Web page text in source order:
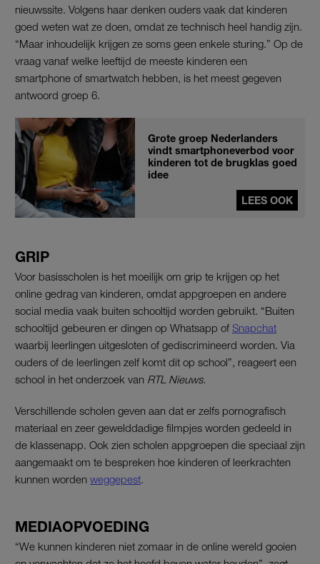
nieuwssite. Volgens haar denken ouders vaak dat kinderen
goed weten wat ze doen, omdat ze technisch heel handig zijn.
“Maar inhoudelijk krijgen ze soms geen enkele sturing.” Op de
vraag vanaf welke leeftijd de meeste kinderen een
smartphone of smartwatch hebben, is het meest gegeven
antwoord groep 6.
Grote groep Nederlanders
vindt smartphoneverbod voor
kinderen tot de brugklas goed
idee
LEES OOK
GRIP
Voor basisscholen is het moeilijk om grip te krijgen op het
online gedrag van kinderen, omdat appgroepen en andere
social media vaak buiten schooltijd worden gebruikt. “Buiten
schooltijd gebeuren er dingen op Whatsapp of Snapchat
waarbij leerlingen uitgesloten of gediscrimineerd worden. Via
ouders of de leerlingen zelf komt dit op school”, reageert een
school in het onderzoek van RTL Nieuws.
Verschillende scholen geven aan dat er zelfs pornografisch
materiaal en zeer gewelddadige filmpjes worden gedeeld in
de klassenapp. Ook zien scholen appgroepen die speciaal zijn
aangemaakt om te bespreken hoe kinderen of leerkrachten
kunnen worden weggepest
MEDIAOPVOEDING
“We kunnen kinderen niet zomaar in de online wereld gooien